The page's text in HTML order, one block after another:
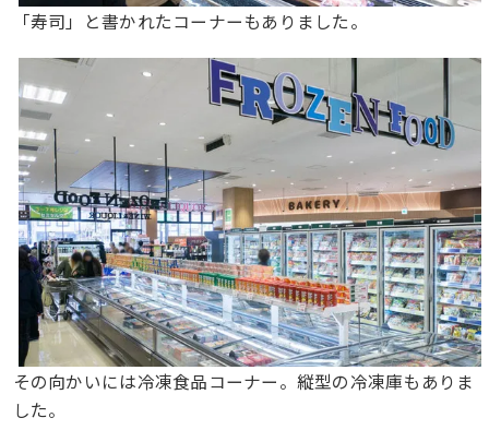
「寿司」と書かれたコーナーもありました。
その向かいには冷凍食品コーナー。縦型の冷凍庫もありま
した。